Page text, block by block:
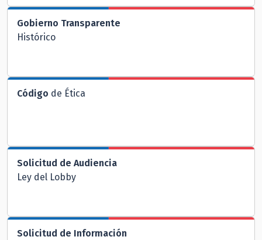
Gobierno Transparente
Histórico
Código de Ética
Solicitud de Audiencia
Ley del Lobby
Solicitud de Información